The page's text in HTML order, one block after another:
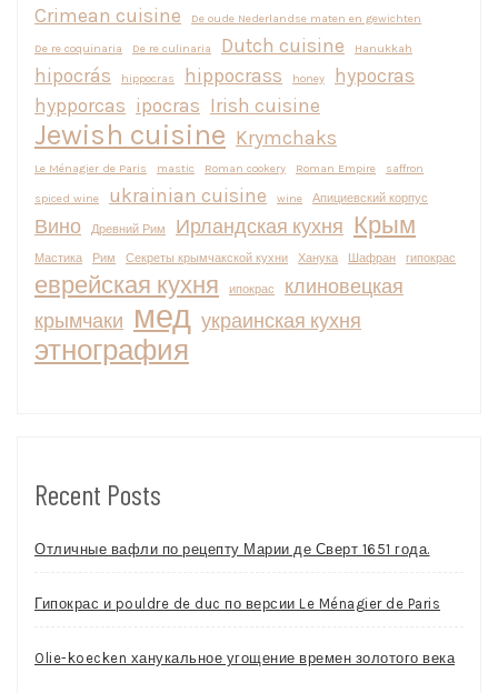
Crimean cuisine De oude Nederlandse maten en gewichten
De re coquinaria De re culinaria Dutch cuisine Hanukkah
hipocrás hippocras hippocrass honey
hypocras
hypporcas ipocras Irish cuisine
Jewish cuisine Krymchaks
Le Ménagier de Paris mastic Roman cookery Roman Empire saffron
spiced wine ukrainian cuisine wine Апициевский корпус
Вино Древний Рим Ирландская кухня Крым
Мастика Рим Секреты крымчакской кухни Ханука Шафран гипокрас
еврейская кухня ипокрас
клиновецкая
крымчаки мед украинская кухня
этнография
Recent Posts
Отличные вафли по рецепту Марии де Сверт 1651 года.
Гипокрас и pouldre de duc по версии Le Ménagier de Paris
Olie-koecken ханукальное угощение времен золотого века